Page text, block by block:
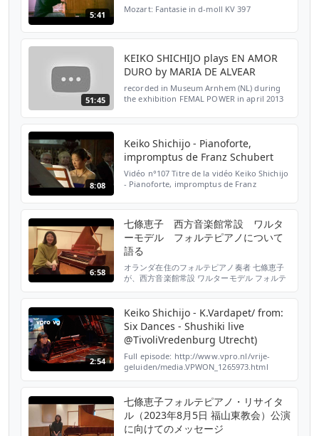
5:41
Mozart: Fantasie in d-moll KV 397
51:45
KEIKO SHICHIJO plays EN AMOR
DURO by MARIA DE ALVEAR
recorded in Museum Arnhem (NL) during
the exhibition FEMAL POWER in april 2013
8:08
Keiko Shichijo - Pianoforte,
impromptus de Franz Schubert
Vidéo n°107 Titre de la vidéo Keiko Shichijo
- Pianoforte, impromptus de Franz
6:58
七條恵子 西方音楽館常設 ワルタ
ーモデル フォルテピアノについて
語る
オランダ在住のフォルテピアノ奏者 七條恵子
が、西方音楽館常設 ワルターモデル フォルテ
ター1795年製モデル
クリストファ
ー・クラーク1994年製作
故小島芳子愛
用の銘器 七條 恵子（しちじょう けいこ） 徳
島...
2:54
Keiko Shichijo - K.Vardapet/ from:
Six Dances - Shushiki live
@TivoliVredenburg Utrecht)
Full episode: http://www.vpro.nl/vrije-
geluiden/media.VPWON_1265973.html
Vardapet. Komitas Varda...
七條恵子フォルテピアノ・リサイタ
ル（2023年8月5日 福山東教会）公演
に向けてのメッセージ